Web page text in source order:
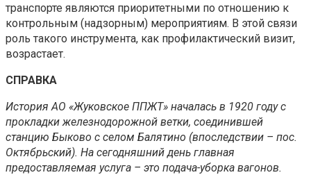
транспорте являются приоритетными по отношению к
контрольным (надзорным) мероприятиям. В этой связи
роль такого инструмента, как профилактический визит,
возрастает.
СПРАВКА
История АО «Жуковское ППЖТ» началась в 1920 году с
прокладки железнодорожной ветки, соединившей
станцию Быково с селом Балятино (впоследствии – пос.
Октябрьский). На сегодняшний день главная
предоставляемая услуга – это подача-уборка вагонов.